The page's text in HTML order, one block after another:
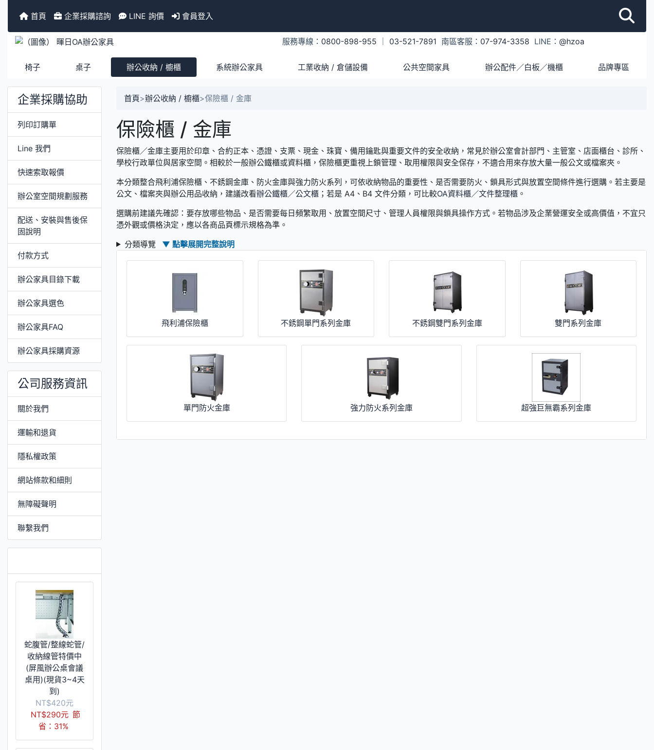
首頁 企業採購諮詢 LINE 詢價 會員登入
服務專線： 0800-898-955 03-521-7891 南區客服： 07-974-3358 LINE：@hzoa
椅子 桌子 辦公收納 / 櫥櫃 系統辦公家具 工業收納 / 倉儲設備 公共空間家具 辦公配件／白板／機櫃 品牌專區
企業採購協助
列印訂購單
Line 我們
快速索取報價
辦公室空間規劃服務
配送、安裝與售後保
固說明
付款方式
辦公家具目錄下載
辦公家具選色
辦公家具FAQ
辦公家具採購資源
公司服務資訊
關於我們
運輸和退貨
隱私權政策
網站條款和細則
無障礙聲明
聯繫我們
蛇腹管/整線蛇管/
收納線管特價中
(屏風辦公桌會議
桌用)(現貨3~4天
到)
NT$420元
NT$290元 節
省：31%
首頁>辦公收納 / 櫥櫃>保險櫃 / 金庫
保險櫃 / 金庫
保險櫃／金庫主要用於印章、合約正本、憑證、支票、現金、珠寶、備用鑰匙與重要文件的安全收納，常見於辦公室會計部門、主管室、店面櫃台、診所、
學校行政單位與居家空間。相較於一般辦公鐵櫃或資料櫃，保險櫃更重視上鎖管理、取用權限與安全保存，不適合用來存放大量一般公文或檔案夾。
本分類整合飛利浦保險櫃、不銹鋼金庫、防火金庫與強力防火系列，可依收納物品的重要性、是否需要防火、鎖具形式與放置空間條件進行選購。若主要是
公文、檔案夾與辦公用品收納，建議改看辦公鐵櫃／公文櫃 ；若是 A4、B4 文件分類，可比較OA資料櫃／文件整理櫃 。
選購前建議先確認：要存放哪些物品、是否需要每日頻繁取用、放置空間尺寸、管理人員權限與鎖具操作方式。若物品涉及企業營運安全或高價值，不宜只
憑外觀或價格決定，應以各商品頁標示規格為準。
分類導覽
▼ 點擊展開完整說明
飛利浦保險櫃 不銹鋼單門系列金庫 不銹鋼雙門系列金庫 雙門系列金庫
單門防火金庫 強力防火系列金庫 超強巨無霸系列金庫